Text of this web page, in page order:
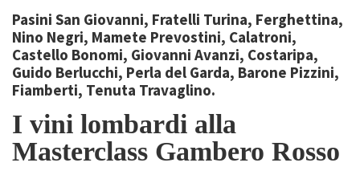
Pasini San Giovanni, Fratelli Turina, Ferghettina,
Nino Negri, Mamete Prevostini, Calatroni,
Castello Bonomi, Giovanni Avanzi, Costaripa,
Guido Berlucchi, Perla del Garda, Barone Pizzini,
Fiamberti, Tenuta Travaglino.
I vini lombardi alla
Masterclass Gambero Rosso